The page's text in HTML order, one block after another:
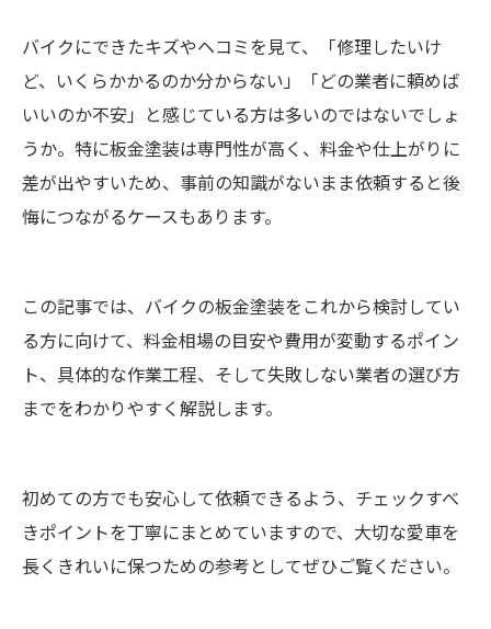
バイクにできたキズやヘコミを見て、「修理したいけ
ど、いくらかかるのか分からない」「どの業者に頼めば
いいのか不安」と感じている方は多いのではないでしょ
うか。特に板金塗装は専門性が高く、料金や仕上がりに
差が出やすいため、事前の知識がないまま依頼すると後
悔につながるケースもあります。
この記事では、バイクの板金塗装をこれから検討してい
る方に向けて、料金相場の目安や費用が変動するポイン
ト、具体的な作業工程、そして失敗しない業者の選び方
までをわかりやすく解説します。
初めての方でも安心して依頼できるよう、チェックすべ
きポイントを丁寧にまとめていますので、大切な愛車を
長くきれいに保つための参考としてぜひご覧ください。